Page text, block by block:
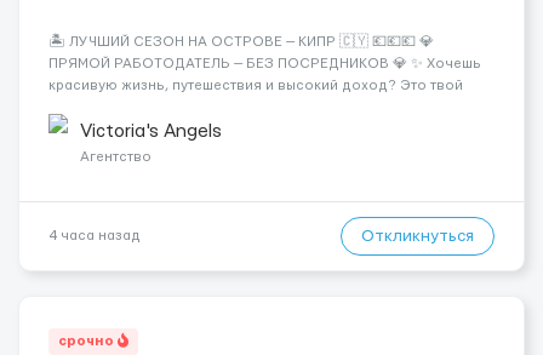
🏝️ ЛУЧШИЙ СЕЗОН НА ОСТРОВЕ — КИПР 🇨🇾 💶💶💶 💎
ПРЯМОЙ РАБОТОДАТЕЛЬ — БЕЗ ПОСРЕДНИКОВ 💎 ✨ Хочешь
красивую жизнь, путешествия и высокий доход? Это твой
Опытная команда с годами практики — Стабильный поток
клиентов (без ...
Victoria's Angels
Агентство
4 часа назад Откликнуться
срочно